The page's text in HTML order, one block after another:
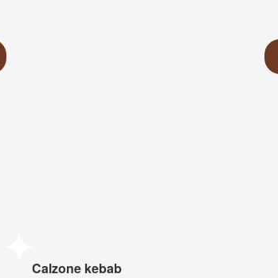
Calzone kebab